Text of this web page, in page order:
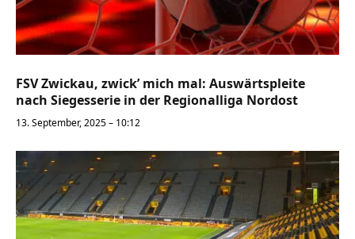
FSV Zwickau, zwick’ mich mal: Auswärtspleite
nach Siegesserie in der Regionalliga Nordost
13. September, 2025 – 10:12